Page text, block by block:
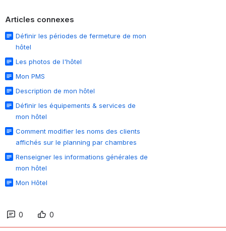
Articles connexes
Définir les périodes de fermeture de mon
hôtel
Les photos de l'hôtel
Mon PMS
Description de mon hôtel
Définir les équipements & services de
mon hôtel
Comment modifier les noms des clients
affichés sur le planning par chambres
Renseigner les informations générales de
mon hôtel
Mon Hôtel
0 0